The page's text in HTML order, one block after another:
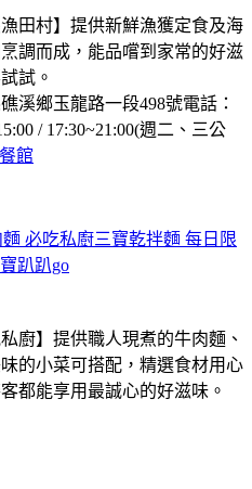
田村】提供新鮮漁獲定食及海
調而成，能品嚐到家常的好滋
試。
溪鄉玉龍路一段498號電話：
/ 17:30~21:00(週二、三公
館
必吃私廚三寶乾拌麵 每日限
趴趴go
廚】提供職人現煮的牛肉麵、
的小菜可搭配，精選食材用心
都能享用最誠心的好滋味。